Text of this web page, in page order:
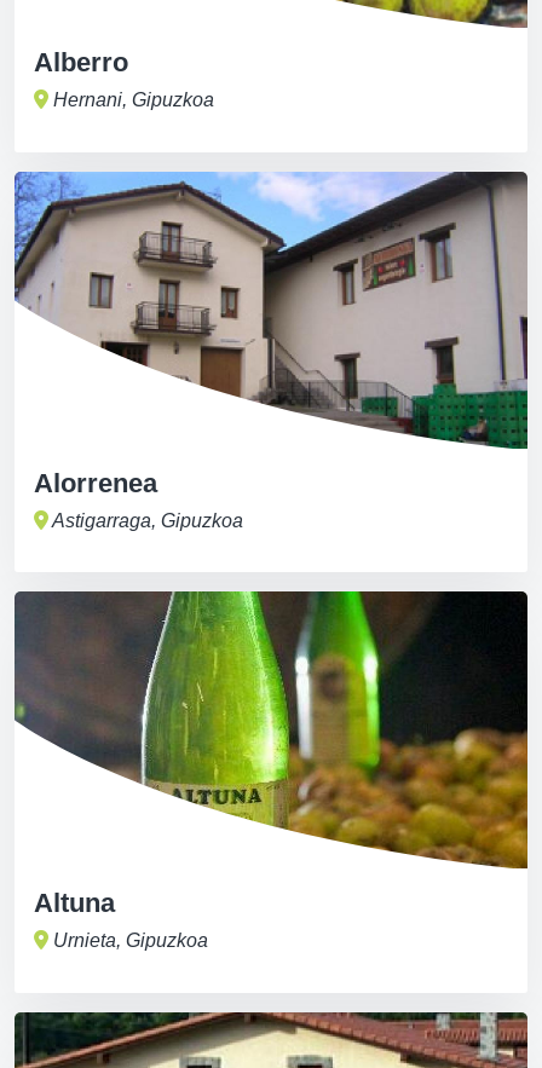
Alberro
Hernani, Gipuzkoa
Alorrenea
Astigarraga, Gipuzkoa
Altuna
Urnieta, Gipuzkoa